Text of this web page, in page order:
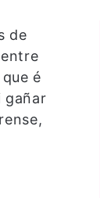
de
é
gañar